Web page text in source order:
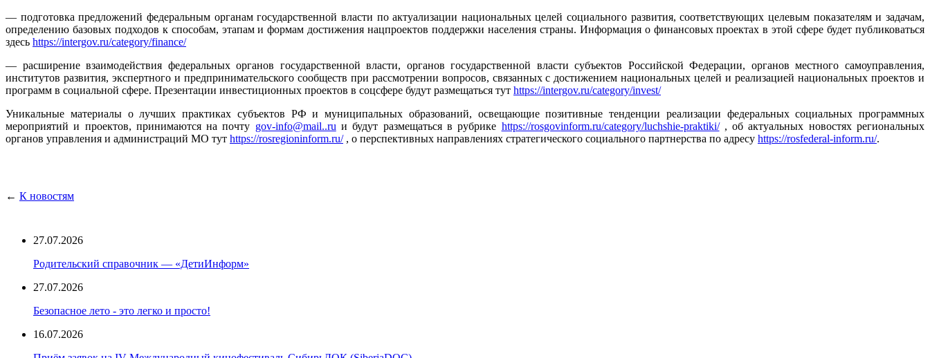
— подготовка предложений федеральным органам государственной власти по актуализации национальных целей социального развития, соответствующих целевым показателям и задачам,
определению базовых подходов к способам, этапам и формам достижения нацпроектов поддержки населения страны. Информация о финансовых проектах в этой сфере будет публиковаться
здесь https://intergov.ru/category/finance/
— расширение взаимодействия федеральных органов государственной власти, органов государственной власти субъектов Российской Федерации, органов местного самоуправления,
институтов развития, экспертного и предпринимательского сообществ при рассмотрении вопросов, связанных с достижением национальных целей и реализацией национальных проектов и
программ в социальной сфере. Презентации инвестиционных проектов в соцсфере будут размещаться тут https://intergov.ru/category/invest/
Уникальные материалы о лучших практиках субъектов РФ и муниципальных образований, освещающие позитивные тенденции реализации федеральных социальных программных
мероприятий и проектов, принимаются на почту gov-info@mail..ru и будут размещаться в рубрике https://rosgovinform.ru/category/luchshie-praktiki/, об актуальных новостях региональных
органов управления и администраций МО тут https://rosregioninform.ru/, о перспективных направлениях стратегического социального партнерства по адресу https://rosfederal-inform.ru/.
← К новостям
27.07.2026
Родительский справочник — «ДетиИнформ»
27.07.2026
Безопасное лето - это легко и просто!
16.07.2026